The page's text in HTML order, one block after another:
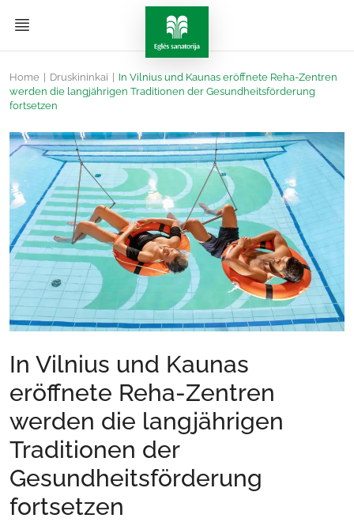
Home Druskininkai
In Vilnius und Kaunas eröffnete Reha-Zentren
werden die langjährigen Traditionen der Gesundheitsförderung
fortsetzen
In Vilnius und Kaunas
eröffnete Reha-Zentren
werden die langjährigen
Traditionen der
Gesundheitsförderung
fortsetzen